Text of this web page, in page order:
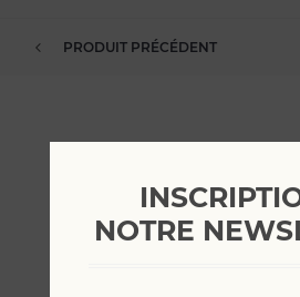
PRODUIT PRÉCÉDENT
NOTRE